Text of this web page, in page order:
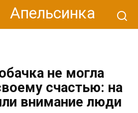
Апельсинка
не могла
счастью: на
внимание люди